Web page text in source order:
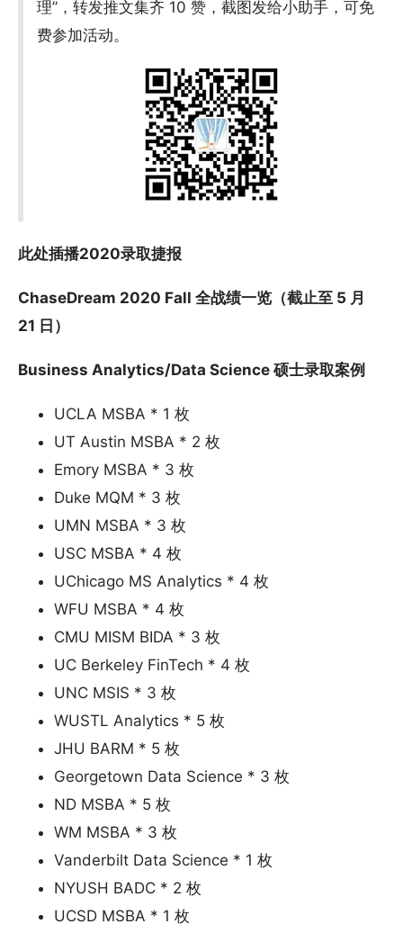
理”，转发推文集齐 10 赞，截图发给小助手，可免
费参加活动。
此处插播2020录取捷报
ChaseDream 2020 Fall 全战绩一览（截止至 5 月
21 日）
Business Analytics/Data Science 硕士录取案例
UCLA MSBA * 1 枚
UT Austin MSBA * 2 枚
Emory MSBA * 3 枚
Duke MQM * 3 枚
UMN MSBA * 3 枚
USC MSBA * 4 枚
UChicago MS Analytics * 4 枚
WFU MSBA * 4 枚
CMU MISM BIDA * 3 枚
UC Berkeley FinTech * 4 枚
UNC MSIS * 3 枚
WUSTL Analytics * 5 枚
JHU BARM * 5 枚
Georgetown Data Science * 3 枚
ND MSBA * 5 枚
WM MSBA * 3 枚
Vanderbilt Data Science * 1 枚
NYUSH BADC * 2 枚
UCSD MSBA * 1 枚